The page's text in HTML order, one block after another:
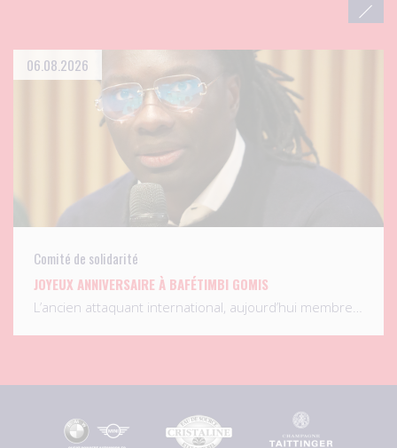
06.08.2026
Comité de solidarité
JOYEUX ANNIVERSAIRE À BAFÉTIMBI GOMIS
L’ancien attaquant international, aujourd’hui membre…